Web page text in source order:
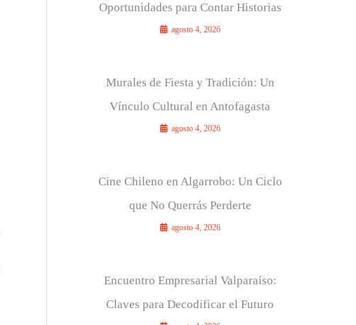
Oportunidades para Contar Historias
agosto 4, 2026
Murales de Fiesta y Tradición: Un
Vínculo Cultural en Antofagasta
agosto 4, 2026
Cine Chileno en Algarrobo: Un Ciclo
que No Querrás Perderte
agosto 4, 2026
Encuentro Empresarial Valparaíso:
Claves para Decodificar el Futuro